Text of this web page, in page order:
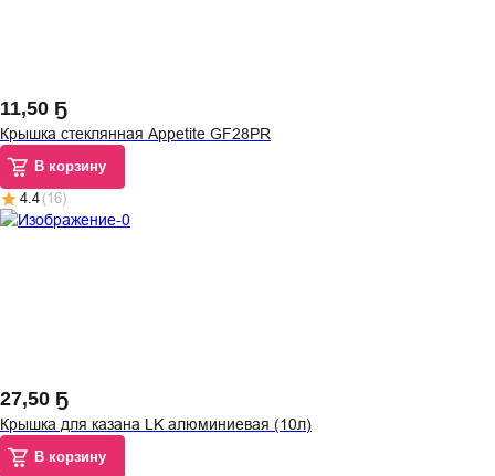
11,50 Ҕ
Крышка стеклянная Appetite GF28PR
В корзину
4.4 (16)
27,50 Ҕ
Крышка для казана LK алюминиевая (10л)
В корзину